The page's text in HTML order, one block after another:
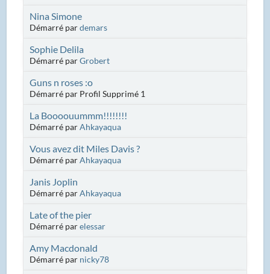
Nina Simone
Démarré pardemars
Sophie Delila
Démarré parGrobert
Guns n roses :o
Démarré par Profil Supprimé 1
La Boooouummm!!!!!!!!
Démarré parAhkayaqua
Vous avez dit Miles Davis ?
Démarré parAhkayaqua
Janis Joplin
Démarré parAhkayaqua
Late of the pier
Démarré parelessar
Amy Macdonald
Démarré par nicky78